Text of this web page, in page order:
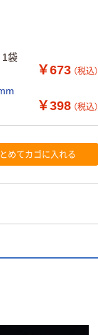
袋
￥673 （税込）
￥398 （税込）
めてカゴに入れる